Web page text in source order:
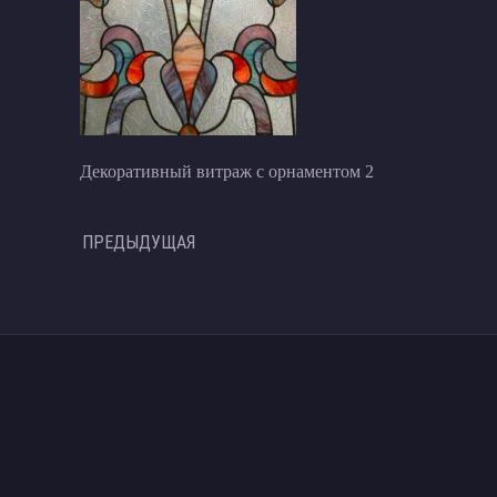
Декоративный витраж с орнаментом 2
ПРЕДЫДУЩАЯ